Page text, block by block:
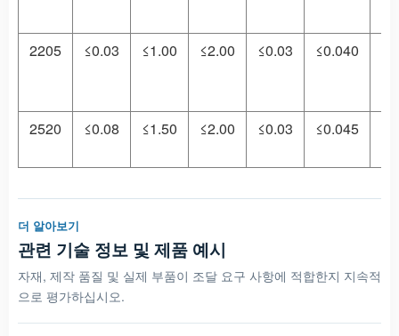
2205
≤0.03 ≤1.00 ≤2.00 ≤0.03 ≤0.040
2520 ≤0.08 ≤1.50 ≤2.00 ≤0.03 ≤0.045
더 알아보기
관련 기술 정보 및 제품 예시
자재, 제작 품질 및 실제 부품이 조달 요구 사항에 적합한지 지속적
으로 평가하십시오.